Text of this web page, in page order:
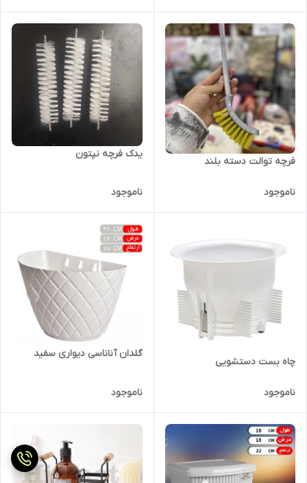
فرچه توالت دسته بلند
ناموجود
یدک فرچه نپتون
ناموجود
چاه بست دستشویی
ناموجود
گلدان آناناسی دیواری سفید
ناموجود